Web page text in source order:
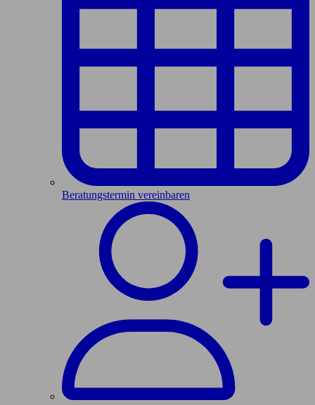
Beratungstermin vereinbaren